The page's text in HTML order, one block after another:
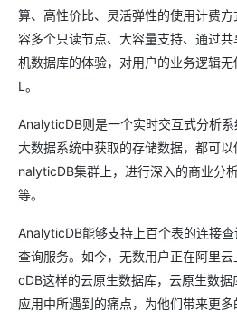
算、高性价比、灵活弹性的使用计费
容多个只读节点、大容量支持、通过
机数据库的体验，对用户的业务逻辑
L。
AnalyticDB则是一个实时交互式分析
大数据系统中获取的存储数据，都可
nalyticDB集群上，进行深入的商业分
等。
AnalyticDB能够支持上百个表的连接
查询服务。如今，无数用户正在阿里
cDB这样的云原生数据库，云原生数
应用中所遇到的痛点，为他们带来更多